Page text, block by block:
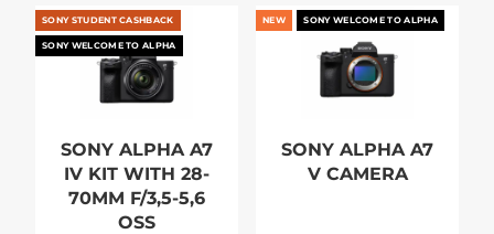
SONY STUDENT CASHBACK
SONY WELCOME TO ALPHA
SONY ALPHA A7
IV KIT WITH 28-
70MM F/3,5-5,6
OSS
NEW SONY WELCOME TO ALPHA
SONY ALPHA A7
V CAMERA